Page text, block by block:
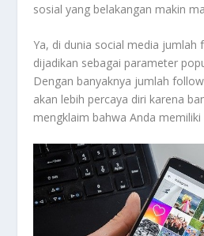
sosial yang belakangan makin
Ya, di dunia social media jumlah
dijadikan sebagai parameter
Dengan banyaknya jumlah
akan lebih percaya diri karena
mengklaim bahwa Anda